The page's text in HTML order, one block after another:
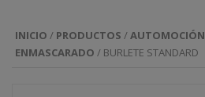
INICIO / PRODUCTOS /AUTOMOCIÓN
ENMASCARADO / BURLETE STANDARD